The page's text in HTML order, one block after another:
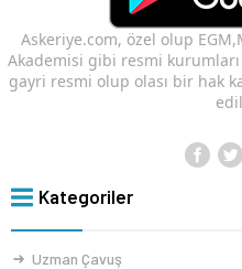
Askeriye.com, özel olup
Akademisi gibi resmi
gayri resmi olup olası bir hak
Kategoriler
Uzman Çavuş